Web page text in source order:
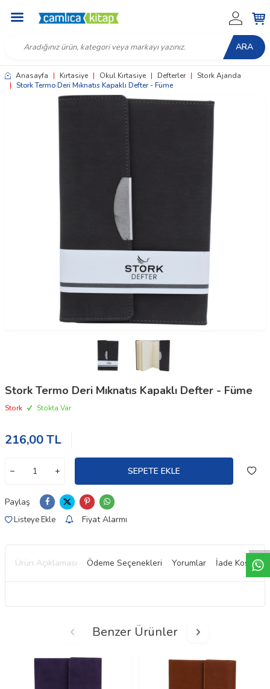
ARA
Anasayfa | Kırtasiye | Okul Kırtasiye | Defterler | Stork Ajanda
| Stork Termo Deri Mıknatıs Kapaklı Defter - Füme
Stork Termo Deri Mıknatıs Kapaklı Defter - Füme
Stork Stokta Var
216,00TL
SEPETE EKLE
Paylaş
Listeye Ekle Fiyat Alarmı
Ürün Açıklaması Ödeme Seçenekleri Yorumlar İade Koşulları
Benzer Ürünler